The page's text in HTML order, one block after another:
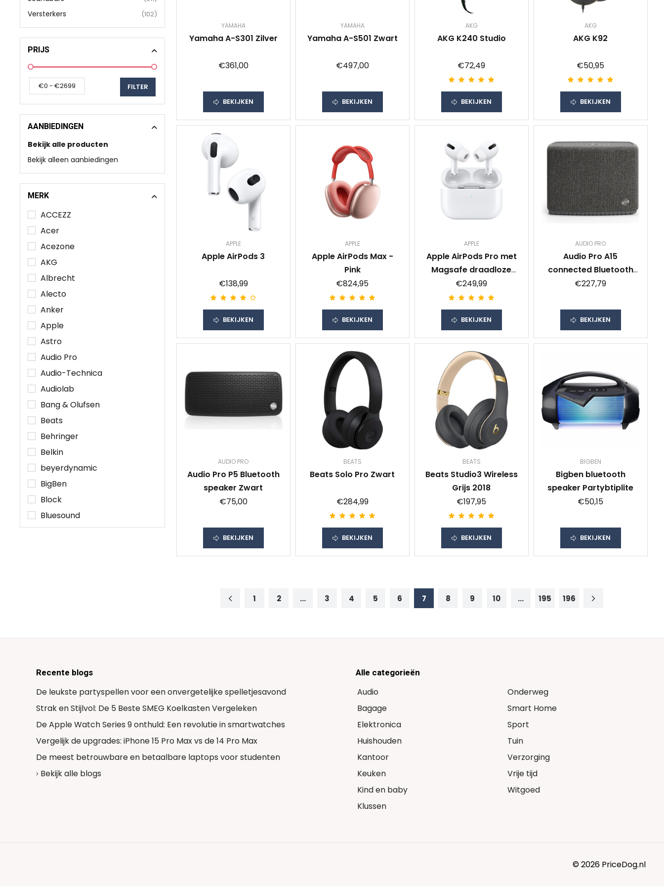
Versterkers (102)
PRIJS
AANBIEDINGEN
Bekijk alle producten
Bekijk alleen aanbiedingen
MERK
ACCEZZ
Acer
Acezone
AKG
Albrecht
Alecto
Anker
Apple
Astro
Audio Pro
Audio-Technica
Audiolab
Bang & Olufsen
Beats
Behringer
Belkin
beyerdynamic
BigBen
Block
Bluesound
Bose
YAMAHA
Yamaha A-S301 Zilver
€361,00
BEKIJKEN
YAMAHA
Yamaha A-S501 Zwart
€497,00
BEKIJKEN
AKG
AKG K240 Studio
€72,49
BEKIJKEN
AKG
AKG K92
€50,95
BEKIJKEN
APPLE
Apple AirPods 3
€138,99
BEKIJKEN
APPLE
Apple AirPods Max -
Pink
€824,95
BEKIJKEN
APPLE
Apple AirPods Pro met
Magsafe draadloze
oplaadcase Oordopjes
€249,99
BEKIJKEN
AUDIO PRO
Audio Pro A15
connected Bluetooth
speaker Grijs
€227,79
BEKIJKEN
AUDIO PRO
Audio Pro P5 Bluetooth
speaker Zwart
€75,00
BEKIJKEN
BEATS
Beats Solo Pro Zwart
€284,99
BEKIJKEN
BEATS
Beats Studio3 Wireless
Grijs 2018
€197,95
BEKIJKEN
BIGBEN
Bigben bluetooth
speaker Partybtiplite
€50,15
BEKIJKEN
1 2 ... 3 4 5 6 7 8 9 10 ... 195 196
Recente blogs
De leukste partyspellen voor een onvergetelijke spelletjesavond
Strak en Stijlvol: De 5 Beste SMEG Koelkasten Vergeleken
De Apple Watch Series 9 onthuld: Een revolutie in smartwatches
Vergelijk de upgrades: iPhone 15 Pro Max vs de 14 Pro Max
De meest betrouwbare en betaalbare laptops voor studenten
Bekijk alle blogs
Alle categorieën
Audio
Bagage
Elektronica
Huishouden
Kantoor
Keuken
Kind en baby
Klussen
Onderweg
Smart Home
Sport
Tuin
Verzorging
Vrije tijd
Witgoed
© 2026 PriceDog.nl